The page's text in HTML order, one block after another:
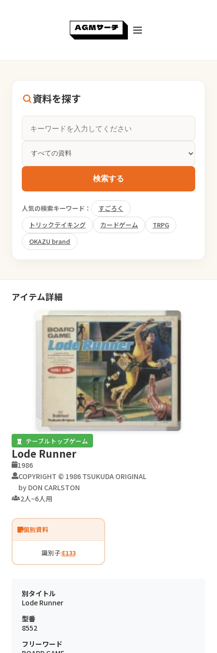
資料を探す
検索する
人気の検索キーワード：
すごろく
トリックテイキング
カードゲーム
TRPG
OKAZU brand
アイテム詳細
テーブルトップゲーム
Lode Runner
1986
COPYRIGHT © 1986 TSUKUDA ORIGINAL
by DON CARLSTON
2人~6人用
個別資料
識別子:E133
別タイトル
Lode Runner
型番
8552
フリーワード